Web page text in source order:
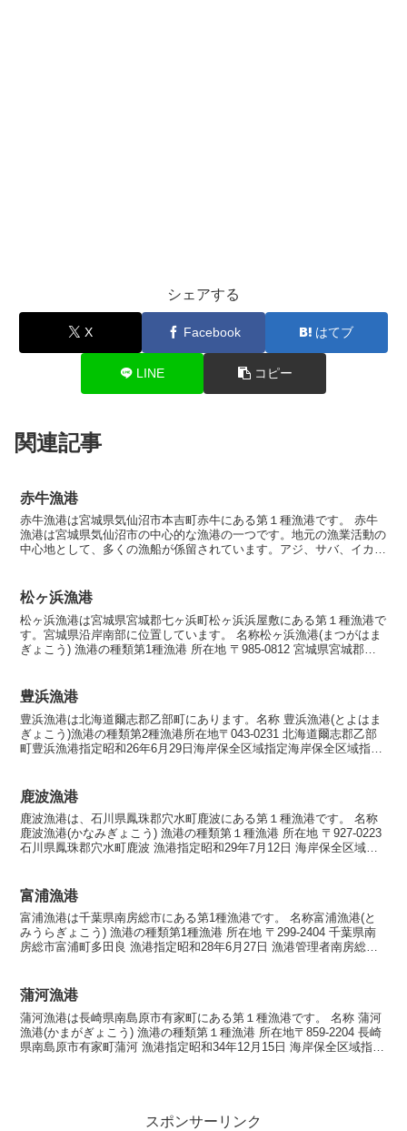
シェアする
X Facebook はてブ
LINE コピー
関連記事
赤牛漁港
赤牛漁港は宮城県気仙沼市本吉町赤牛にある第１種漁港です。 赤牛
漁港は宮城県気仙沼市の中心的な漁港の一つです。地元の漁業活動の
中心地として、多くの漁船が係留されています。アジ、サバ、イカ、
松ヶ浜漁港
松ヶ浜漁港は宮城県宮城郡七ヶ浜町松ヶ浜浜屋敷にある第１種漁港で
す。宮城県沿岸南部に位置しています。 名称松ヶ浜漁港(まつがはま
ぎょこう) 漁港の種類第1種漁港 所在地 〒985-0812 宮城県宮城郡七
豊浜漁港
豊浜漁港は北海道爾志郡乙部町にあります。名称 豊浜漁港(とよはま
ぎょこう)漁港の種類第2種漁港所在地〒043-0231 北海道爾志郡乙部
町豊浜漁港指定昭和26年6月29日海岸保全区域指定海岸保全区域指定
鹿波漁港
鹿波漁港は、石川県鳳珠郡穴水町鹿波にある第１種漁港です。 名称
鹿波漁港(かなみぎょこう) 漁港の種類第１種漁港 所在地 〒927-0223
石川県鳳珠郡穴水町鹿波 漁港指定昭和29年7月12日 海岸保全区域指
富浦漁港
富浦漁港は千葉県南房総市にある第1種漁港です。 名称富浦漁港(と
みうらぎょこう) 漁港の種類第1種漁港 所在地 〒299-2404 千葉県南
房総市富浦町多田良 漁港指定昭和28年6月27日 漁港管理者南房総市
蒲河漁港
蒲河漁港は長崎県南島原市有家町にある第１種漁港です。 名称 蒲河
漁港(かまがぎょこう) 漁港の種類第１種漁港 所在地〒859-2204 長崎
県南島原市有家町蒲河 漁港指定昭和34年12月15日 海岸保全区域指定
スポンサーリンク